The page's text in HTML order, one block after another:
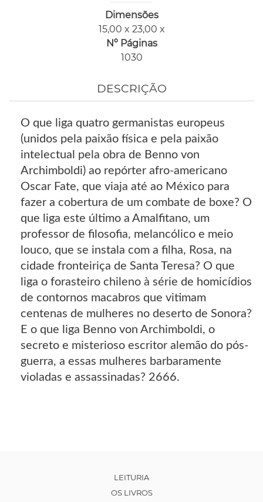
Dimensões
15,00 x 23,00 x
Nº Páginas
1030
DESCRIÇÃO
O que liga quatro germanistas europeus
(unidos pela paixão física e pela paixão
intelectual pela obra de Benno von
Archimboldi) ao repórter afro-americano
Oscar Fate, que viaja até ao México para
fazer a cobertura de um combate de boxe? O
que liga este último a Amalfitano, um
professor de filosofia, melancólico e meio
louco, que se instala com a filha, Rosa, na
cidade fronteiriça de Santa Teresa? O que
liga o forasteiro chileno à série de homicídios
de contornos macabros que vitimam
centenas de mulheres no deserto de Sonora?
E o que liga Benno von Archimboldi, o
secreto e misterioso escritor alemão do pós-
guerra, a essas mulheres barbaramente
violadas e assassinadas? 2666.
LEITURIA
OS LIVROS